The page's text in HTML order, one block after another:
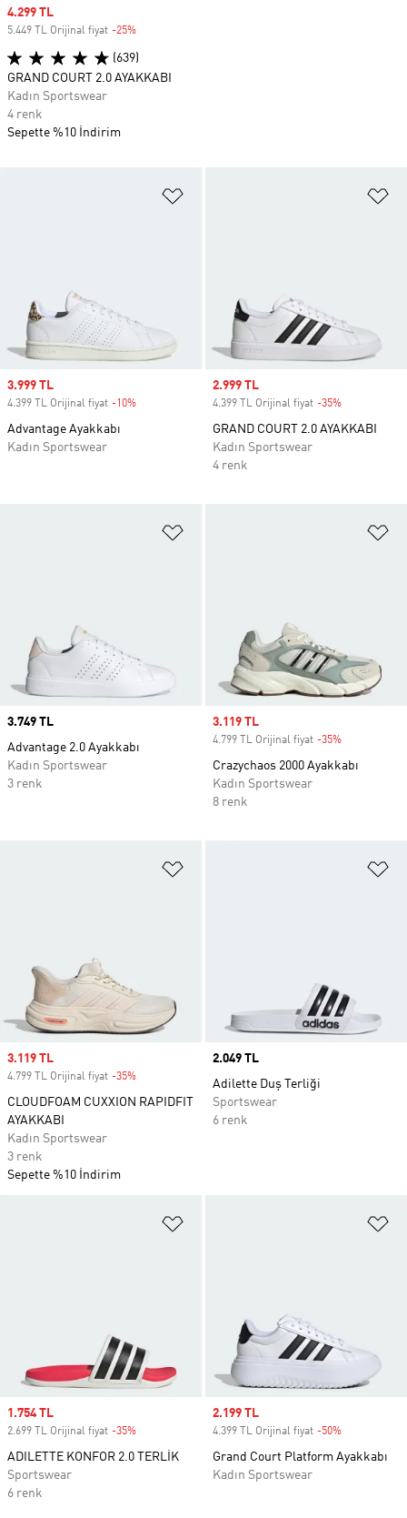
Sale price
3.999 TL
4.399 TL Orijinal fiyat -10%
Advantage Ayakkabı
Kadın Sportswear
Sale price
2.999 TL
4.399 TL Orijinal fiyat -35%
GRAND COURT 2.0 AYAKKABI
Kadın Sportswear
4 renk
Price
3.749 TL
Advantage 2.0 Ayakkabı
Kadın Sportswear
3 renk
Sale price
3.119 TL
4.799 TL Orijinal fiyat -35%
Crazychaos 2000 Ayakkabı
Kadın Sportswear
8 renk
Sale price
3.119 TL
4.799 TL Orijinal fiyat -35%
CLOUDFOAM CUXXION RAPIDFIT
AYAKKABI
Kadın Sportswear
3 renk
Sepette %10 İndirim
Price
2.049 TL
Adilette Duş Terliği
Sportswear
6 renk
Sale price
1.754 TL
2.699 TL Orijinal fiyat -35%
ADILETTE KONFOR 2.0 TERLİK
Sportswear
6 renk
Sale price
2.199 TL
4.399 TL Orijinal fiyat -50%
Grand Court Platform Ayakkabı
Kadın Sportswear
Sale price
4.299 TL
5.449 TL Orijinal fiyat -25%
(639)
GRAND COURT 2.0 AYAKKABI
Kadın Sportswear
4 renk
Sepette %10 İndirim